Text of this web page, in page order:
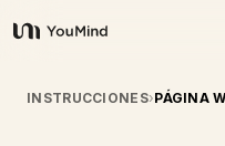
YouMind
Resumen
INSTRUCCIONES›PÁGINA